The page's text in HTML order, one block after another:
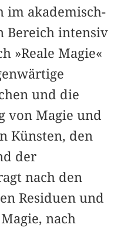
im akademisch-
Bereich intensiv
»Reale Magie«
und die
von Magie und
Künsten, den
der
nach den
Residuen und
nach